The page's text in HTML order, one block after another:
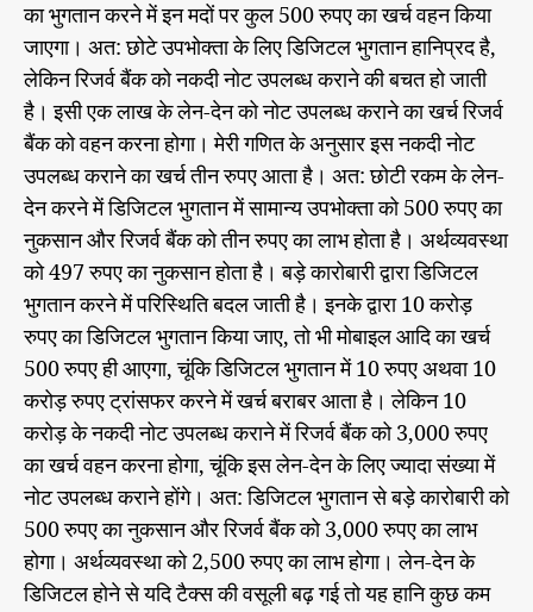
का भुगतान करने में इन मदों पर कुल 500 रुपए का खर्च वहन किया
जाएगा। अत: छोटे उपभोक्ता के लिए डिजिटल भुगतान हानिप्रद है,
लेकिन रिजर्व बैंक को नकदी नोट उपलब्ध कराने की बचत हो जाती
है। इसी एक लाख के लेन-देन को नोट उपलब्ध कराने का खर्च रिजर्व
बैंक को वहन करना होगा। मेरी गणित के अनुसार इस नकदी नोट
उपलब्ध कराने का खर्च तीन रुपए आता है। अत: छोटी रकम के लेन-
देन करने में डिजिटल भुगतान में सामान्य उपभोक्ता को 500 रुपए का
नुकसान और रिजर्व बैंक को तीन रुपए का लाभ होता है। अर्थव्यवस्था
को 497 रुपए का नुकसान होता है। बड़े कारोबारी द्वारा डिजिटल
भुगतान करने में परिस्थिति बदल जाती है। इनके द्वारा 10 करोड़
रुपए का डिजिटल भुगतान किया जाए, तो भी मोबाइल आदि का खर्च
500 रुपए ही आएगा, चूंकि डिजिटल भुगतान में 10 रुपए अथवा 10
करोड़ रुपए ट्रांसफर करने में खर्च बराबर आता है। लेकिन 10
करोड़ के नकदी नोट उपलब्ध कराने में रिजर्व बैंक को 3,000 रुपए
का खर्च वहन करना होगा, चूंकि इस लेन-देन के लिए ज्यादा संख्या में
नोट उपलब्ध कराने होंगे। अत: डिजिटल भुगतान से बड़े कारोबारी को
500 रुपए का नुकसान और रिजर्व बैंक को 3,000 रुपए का लाभ
होगा। अर्थव्यवस्था को 2,500 रुपए का लाभ होगा। लेन-देन के
डिजिटल होने से यदि टैक्स की वसूली बढ़ गई तो यह हानि कुछ कम